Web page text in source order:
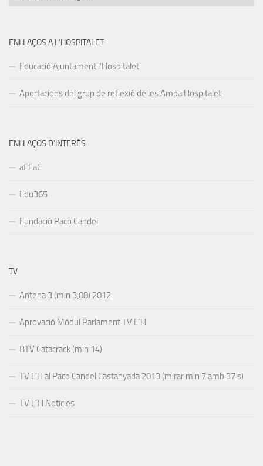
ENLLAÇOS A L’HOSPITALET
Educació Ajuntament l’Hospitalet
Aportacions del grup de reflexió de les Ampa Hospitalet
ENLLAÇOS D’INTERÉS
aFFaC
Edu365
Fundació Paco Candel
TV
Antena 3 (min 3,08) 2012
Aprovació Módul Parlament TV L´H
BTV Catacrack (min 14)
TV L’H al Paco Candel Castanyada 2013 (mirar min 7 amb 37 s)
TV L´H Noticies